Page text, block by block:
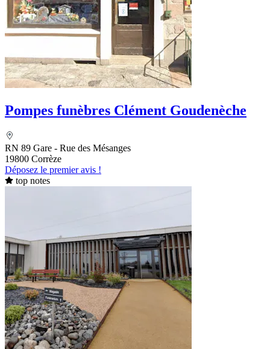
Pompes funèbres Clément Goudenèche
RN 89 Gare - Rue des Mésanges
19800 Corrèze
Déposez le premier avis !
top notes